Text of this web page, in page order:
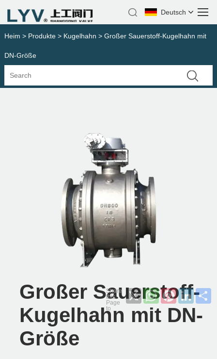
Deutsch
Heim > Produkte> Kugelhahn > Großer Sauerstoff-Kugelhahn mit
DN-Größe
Großer Sauerstoff-
Kugelhahn mit DN-
Größe
X WhatsAppPinterest